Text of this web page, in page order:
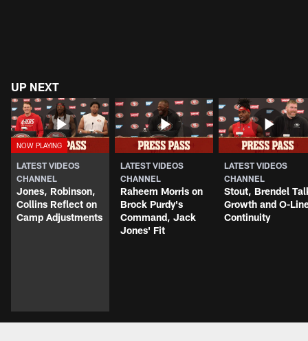
UP NEXT
LATEST VIDEOS
CHANNEL
Jones, Robinson,
Collins Reflect on
Camp Adjustments
LATEST VIDEOS
CHANNEL
Raheem Morris on
Brock Purdy's
Command, Jack
Jones' Fit
LATEST VIDEOS
CHANNEL
Stout, Brendel
Growth and O-
Continuity